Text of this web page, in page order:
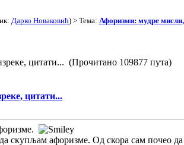
Дарко Новаковић) > Тема: Афоризми: мудре мисли,
цитати... (Прочитано 109877 пута)
цитати...
да скупљам афоризме. Од скора сам почео